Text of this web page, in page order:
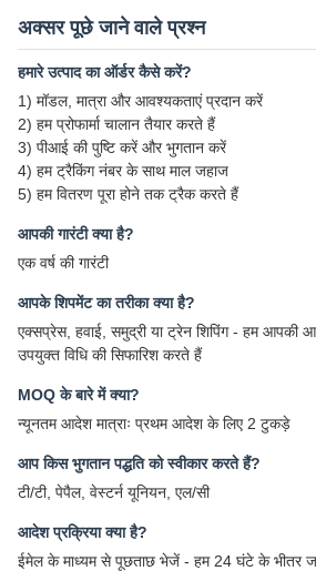
अक्सर पूछे जाने वाले प्रश्न
हमारे उत्पाद का ऑर्डर कैसे करें?
1) मॉडल, मात्रा और आवश्यकताएं प्रदान करें
2) हम प्रोफार्मा चालान तैयार करते हैं
3) पीआई की पुष्टि करें और भुगतान करें
4) हम ट्रैकिंग नंबर के साथ माल जहाज
5) हम वितरण पूरा होने तक ट्रैक करते हैं
आपकी गारंटी क्या है?
एक वर्ष की गारंटी
आपके शिपमेंट का तरीका क्या है?
एक्सप्रेस, हवाई, समुद्री या ट्रेन शिपिंग - हम
उपयुक्त विधि की सिफारिश करते हैं
MOQ के बारे में क्या?
न्यूनतम आदेश मात्राः प्रथम आदेश के लिए 2 टुकड़े
आप किस भुगतान पद्धति को स्वीकार करते हैं?
टी/टी, पेपैल, वेस्टर्न यूनियन, एल/सी
आदेश प्रक्रिया क्या है?
ईमेल के माध्यम से पूछताछ भेजें - हम 24 घंटे के भीतर